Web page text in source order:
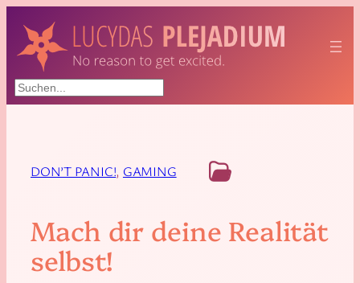
Suchen
DON’T PANIC!, GAMING
Mach dir deine Realität
selbst!